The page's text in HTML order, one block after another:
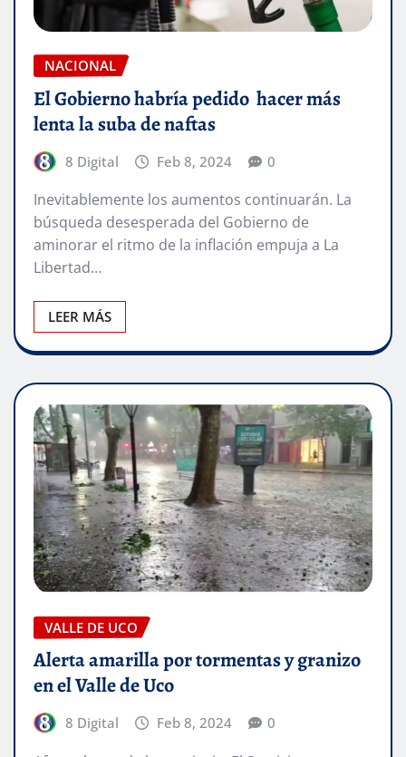
NACIONAL
El Gobierno habría pedido hacer más
lenta la suba de naftas
8 Digital Feb 8, 2024 0
Inevitablemente los aumentos continuarán. La
búsqueda desesperada del Gobierno de
aminorar el ritmo de la inflación empuja a La
Libertad…
LEER MÁS
VALLE DE UCO
Alerta amarilla por tormentas y granizo
en el Valle de Uco
8 Digital Feb 8, 2024 0